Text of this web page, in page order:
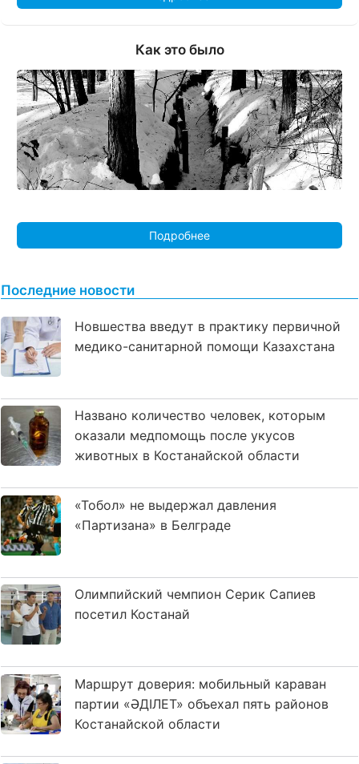
Как это было
Подробнее
Последние новости
Новшества введут в практику первичной
медико-санитарной помощи Казахстана
Названо количество человек, которым
оказали медпомощь после укусов
животных в Костанайской области
«Тобол» не выдержал давления
«Партизана» в Белграде
Олимпийский чемпион Серик Сапиев
посетил Костанай
Маршрут доверия: мобильный караван
партии «ӘДІЛЕТ» объехал пять районов
Костанайской области